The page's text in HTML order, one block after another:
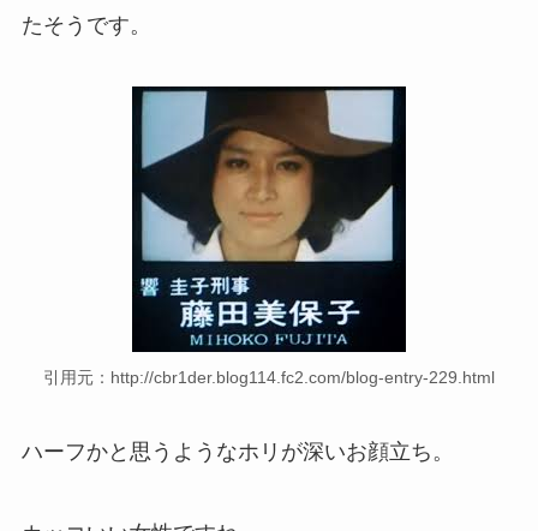
たそうです。
引用元：http://cbr1der.blog114.fc2.com/blog-entry-229.html
ハーフかと思うようなホリが深いお顔立ち。